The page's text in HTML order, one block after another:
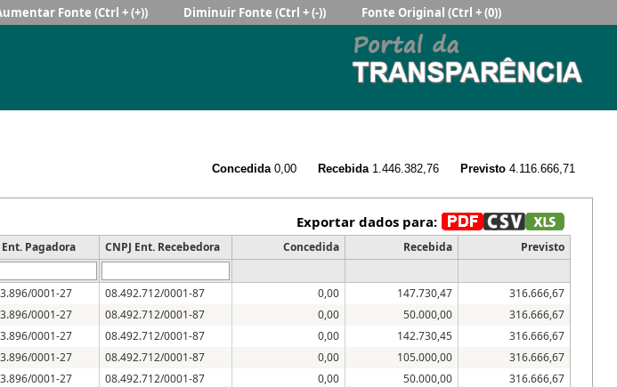
Fonte (Ctrl + (+)) Diminuir Fonte (Ctrl + (-)) Fonte Original (Ctrl + (0))